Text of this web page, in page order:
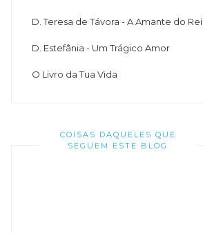
D. Teresa de Távora - A Amante do Rei
D. Estefânia - Um Trágico Amor
O Livro da Tua Vida
COISAS DAQUELES QUE
SEGUEM ESTE BLOG